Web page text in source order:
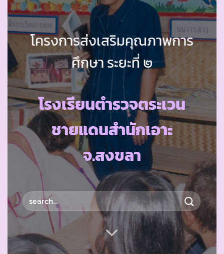
โครงการส่งเสริมคุณภาพการ
ศึกษา ระยะที่ ๒
โรงเรียนตำรวจตระเวน
ชายแดนสำนักเอาะ
จ.สงขลา